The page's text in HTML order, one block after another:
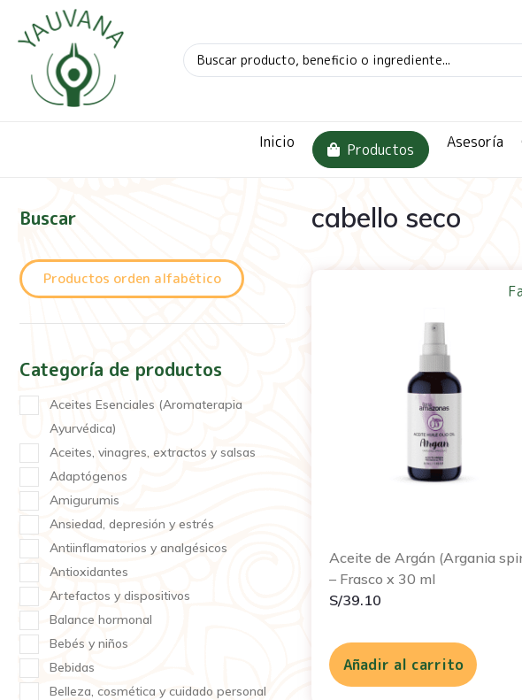
Inicio Productos Asesoría
Buscar
Productos orden alfabético
Categoría de productos
Aceites Esenciales (Aromaterapia
Ayurvédica)
Aceites, vinagres, extractos y salsas
Adaptógenos
Amigurumis
Ansiedad, depresión y estrés
Antiinflamatorios y analgésicos
Antioxidantes
Artefactos y dispositivos
Balance hormonal
Bebés y niños
Bebidas
Belleza, cosmética y cuidado personal
cabello seco
Aceite de Argán (Argania
– Frasco x 30 ml
S/39.10
Añadir al carrito